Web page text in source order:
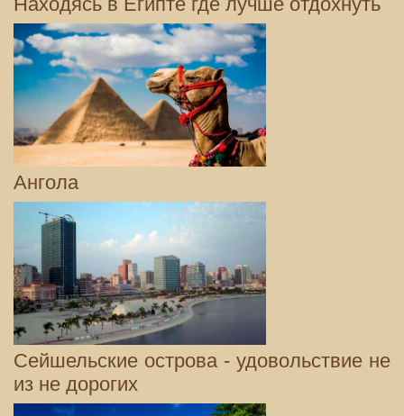
Ангола
Сейшельские острова - удовольствие не
из не дорогих